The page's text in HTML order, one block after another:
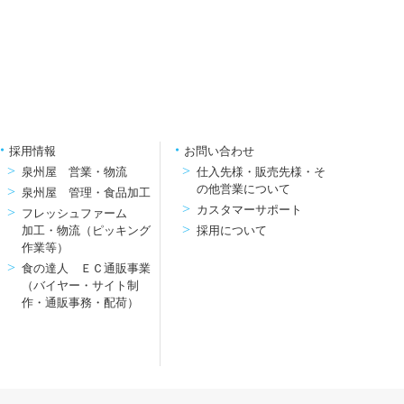
採用情報
泉州屋 営業・物流
泉州屋 管理・食品加工
フレッシュファーム
加工・物流（ピッキング
作業等）
食の達人 ＥＣ通販事業
（バイヤー・サイト制
作・通販事務・配荷）
お問い合わせ
仕入先様・販売先様・そ
の他営業について
カスタマーサポート
採用について